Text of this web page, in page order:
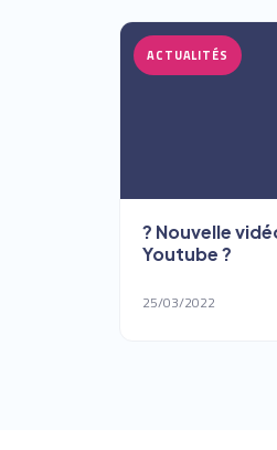
ACTUALITÉS
? Nouvelle
Youtube ?
25/03/2022